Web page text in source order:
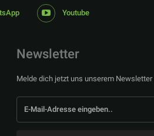
Youtube
Newsletter
Melde dich jetzt uns unserem Newsletter